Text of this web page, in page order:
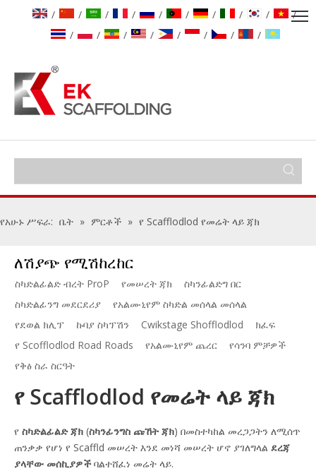
/ / / / / / / / /
/
/
/ / / / / / /
የአሁኑ ሥፍራ: ቤት » ምርቶች » የ Scafflodlod የመሬት ላይ ጃክ
ለሽያጭ የሚሽከረከር
ስካድልፊልድ ብረት ProP የመሠረት ጃክ
ስካንፊልድግ በር
ስካድልፊንግ መደርደሪያ
የአልሙኒየም ስካድል መሰላል መሰላል
የደወል ክሊፕ
ኩባያ ስካፕሽን Cwikstage Shofflodlod
ክፈፍ
የ Scofflodlod Road Roads
የአልሙኒየም ጨረር
የሳንባ ምቻዎች
የቅፅ ስራ ስርዓት
የ Scafflodlod የመሬት ላይ ጃክ
የ ስካድልፊልድ ጃክ (ስካንፊንግስ ጩኸት ጃክ) በመስተካከል መረጋጋትን ለሚሰጥ
ጠንቃቃ የሆነ የ Scaffld መሠረት እንደ መነሻ መሠረት ሆኖ ያገለግላል ደረጃ
ያላቸው መሰኪያዎችባልተሸፈነ መሬት ላይ.